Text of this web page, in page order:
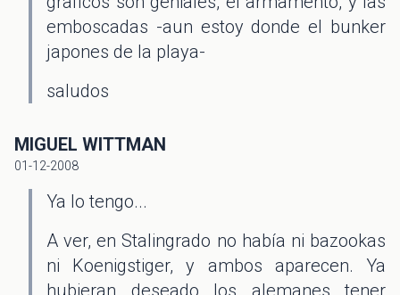
emboscadas -aun estoy donde el bunker
japones de la playa-
saludos
MIGUEL WITTMAN
01-12-2008
Ya lo tengo...
A ver, en Stalingrado no había ni bazookas
ni Koenigstiger, y ambos aparecen. Ya
hubieran deseado los alemanes tener